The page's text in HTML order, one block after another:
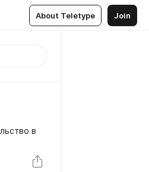
About Teletype Join
в